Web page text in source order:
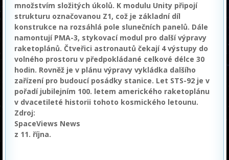
množstvím složitých úkolů. K modulu Unity připojí
strukturu označovanou Z1, což je základní díl
konstrukce na rozsáhlá pole slunečních panelů. Dále
namontují PMA-3, stykovací modul pro další výpravy
raketoplánů. Čtveřici astronautů čekají 4 výstupy do
volného prostoru v předpokládané celkové délce 30
hodin. Rovněž je v plánu výpravy vykládka dalšího
zařízení pro budoucí posádky stanice. Let STS-92 je v
pořadí jubilejním 100. letem amerického raketoplánu
v dvacetileté historii tohoto kosmického letounu.
Zdroj:
SpaceViews News
z 11. října.